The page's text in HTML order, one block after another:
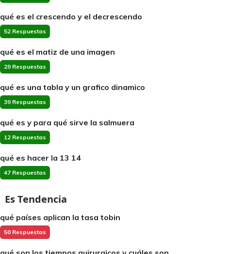
qué es el crescendo y el decrescendo
52 Respuestas
qué es el matiz de una imagen
29 Respuestas
qué es una tabla y un grafico dinamico
39 Respuestas
qué es y para qué sirve la salmuera
12 Respuestas
qué es hacer la 13 14
47 Respuestas
Es Tendencia
qué países aplican la tasa tobin
50 Respuestas